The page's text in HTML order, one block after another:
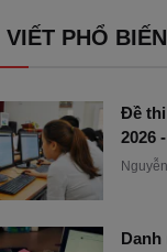
VIẾT PHỔ BIẾN
Đề
2026
Danh